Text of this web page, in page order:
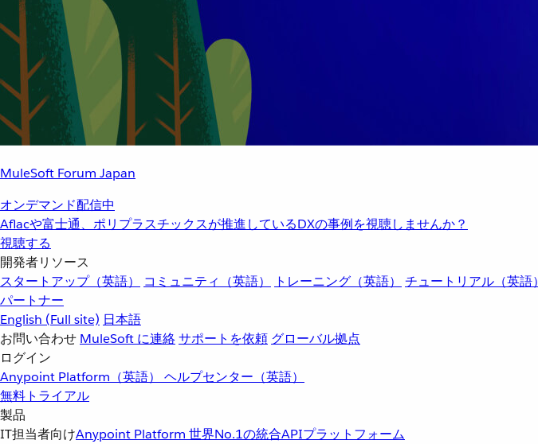
MuleSoft Forum Japan
オンデマンド配信中
Aflacや富士通、ポリプラスチックスが推進しているDXの事例を視聴しませんか？
視聴する
開発者リソース
スタートアップ（英語）
コミュニティ（英語） トレーニング（英語） チュートリアル（英語）
パートナー
English (Full site) 日本語
お問い合わせ MuleSoft に連絡サポートを依頼 グローバル拠点
ログイン
Anypoint Platform（英語） ヘルプセンター（英語）
無料トライアル
製品
IT担当者向けAnypoint Platform 世界No.1の統合APIプラットフォーム